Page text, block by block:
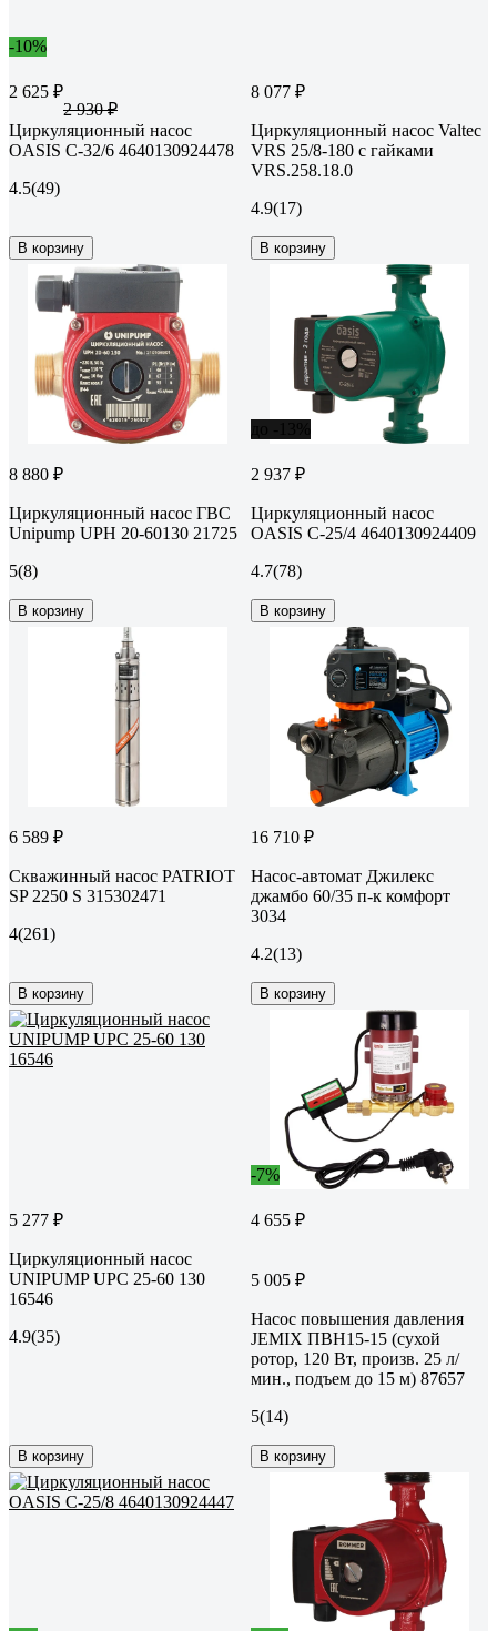
-10%
2 625 ₽
2 930 ₽
Циркуляционный насос
OASIS C-32/6 4640130924478
4.5(49)
В корзину
8 077 ₽
Циркуляционный насос Valtec
VRS 25/8-180 с гайками
VRS.258.18.0
4.9(17)
В корзину
8 880 ₽
Циркуляционный насос ГВС
Unipump UPН 20-60130 21725
5(8)
В корзину
2 937 ₽
Циркуляционный насос
OASIS C-25/4 4640130924409
4.7(78)
В корзину
6 589 ₽
Скважинный насос PATRIOT
SP 2250 S 315302471
4(261)
В корзину
16 710 ₽
Насос-автомат Джилекс
джамбо 60/35 п-к комфорт
3034
4.2(13)
В корзину
5 277 ₽
Циркуляционный насос
UNIPUMP UPС 25-60 130
16546
4.9(35)
В корзину
-7%
4 655 ₽
5 005 ₽
Насос повышения давления
JEMIX ПВН15-15 (сухой
ротор, 120 Вт, произв. 25 л/
мин., подъем до 15 м) 87657
5(14)
В корзину